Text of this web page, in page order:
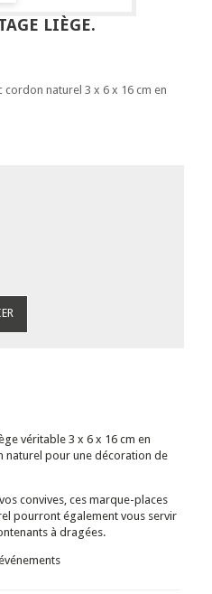
LIÈGE.
naturel 3 x 6 x 16 cm en
véritable 3 x 6 x 16 cm en
naturel pour une décoration de
convives, ces marque-places
pourront également vous servir
à dragées.